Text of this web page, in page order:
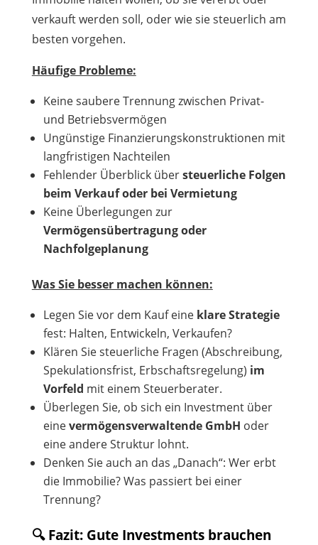
verkauft werden soll, oder wie sie steuerlich am
besten vorgehen.
Häufige Probleme:
Keine saubere Trennung zwischen Privat-
und Betriebsvermögen
Ungünstige Finanzierungskonstruktionen mit
langfristigen Nachteilen
Fehlender Überblick übersteuerliche Folgen
beim Verkauf oder bei Vermietung
Keine Überlegungen zur
Vermögensübertragung oder
Nachfolgeplanung
Was Sie besser machen können:
Legen Sie vor dem Kauf eine klare Strategie
fest: Halten, Entwickeln, Verkaufen?
Klären Sie steuerliche Fragen (Abschreibung,
Spekulationsfrist, Erbschaftsregelung) im
Vorfeld mit einem Steuerberater.
Überlegen Sie, ob sich ein Investment über
einevermögensverwaltende GmbH oder
eine andere Struktur lohnt.
Denken Sie auch an das „Danach“: Wer erbt
die Immobilie? Was passiert bei einer
Trennung?
🔍 Fazit: Gute Investments brauchen